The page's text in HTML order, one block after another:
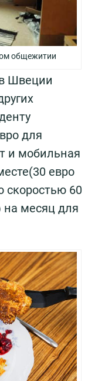
общежитии
Швеции
для
и мобильная
евро
скоростью 60
на месяц для